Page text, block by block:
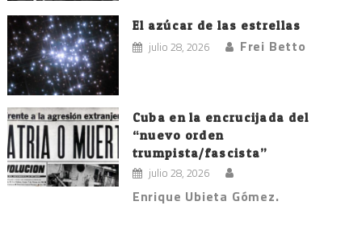
El azúcar de las estrellas
julio 28, 2026 Frei Betto
Cuba en la encrucijada del
“nuevo orden
trumpista/fascista”
julio 28, 2026
Enrique Ubieta Gómez.